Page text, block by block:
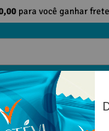
para você ganhar
DESEMPENHO FÍSICO